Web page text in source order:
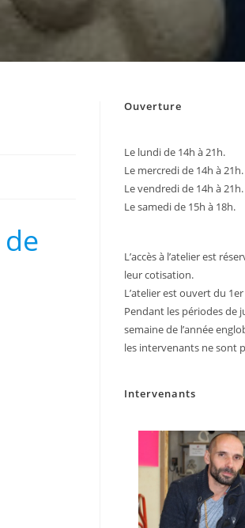
Ouverture
Le lundi de 14h à 21h.
Le mercredi de 14h à 21h.
Le vendredi de 14h à 21h.
Le samedi de 15h à 18h.
L’accès à l’atelier est
leur cotisation.
L’atelier est ouvert du
Pendant les périodes de
semaine de l’année
les intervenants ne sont
Intervenants